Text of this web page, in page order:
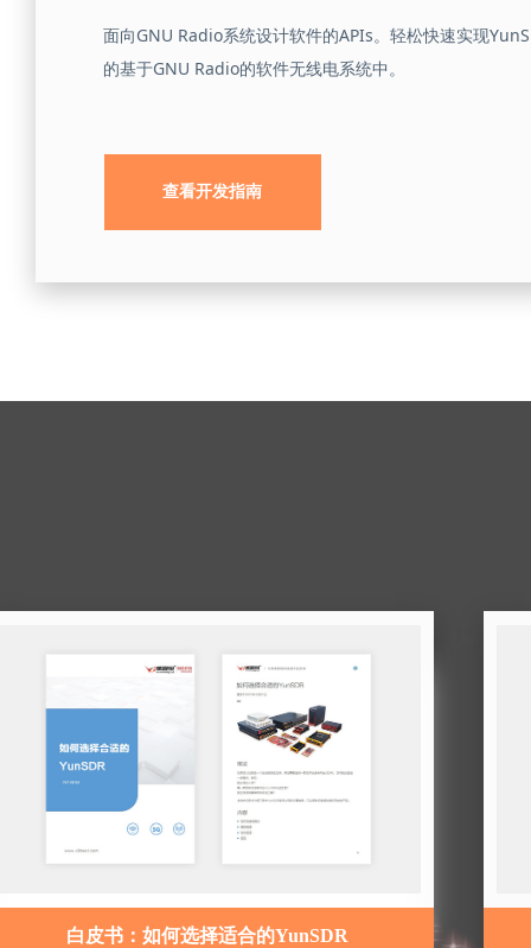
面向GNU Radio系统设计软件的APIs。轻松快速实现
的基于GNU Radio的软件无线电系统中。
查看开发指南
白皮书：如何选择适合的YunSDR